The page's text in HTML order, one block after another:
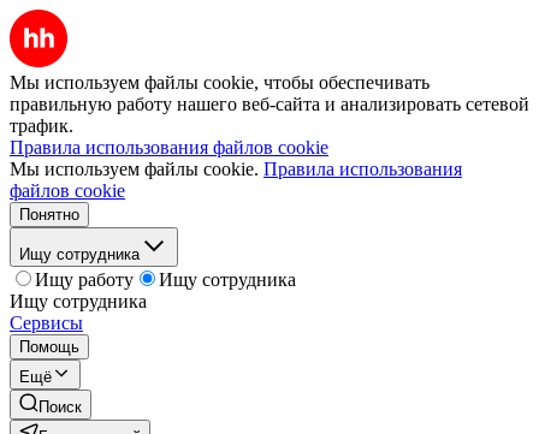
Мы используем файлы cookie, чтобы обеспечивать
правильную работу нашего веб-сайта и анализировать сетевой
трафик.
Правила использования файлов cookie
Мы используем файлы cookie. Правила использования
файлов cookie
Понятно
Ищу сотрудника
Ищу работу
Ищу сотрудника
Ищу сотрудника
Сервисы
Помощь
Ещё
Поиск